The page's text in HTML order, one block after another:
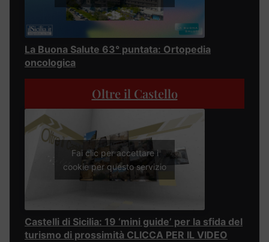
La Buona Salute 63° puntata: Ortopedia
oncologica
Oltre il Castello
Fai clic per accettare i
cookie per questo servizio
Castelli di Sicilia: 19 ‘mini guide’ per la sfida del
turismo di prossimità CLICCA PER IL VIDEO